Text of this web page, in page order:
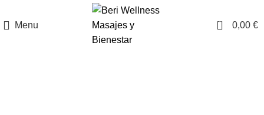
Menu 0 0,00 €